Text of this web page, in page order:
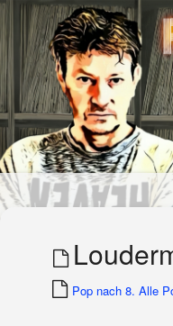
Pop nach 8. Alle